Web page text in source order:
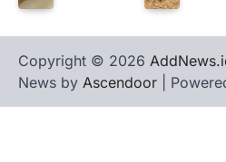
Copyright © 2026
News by Ascendoor |